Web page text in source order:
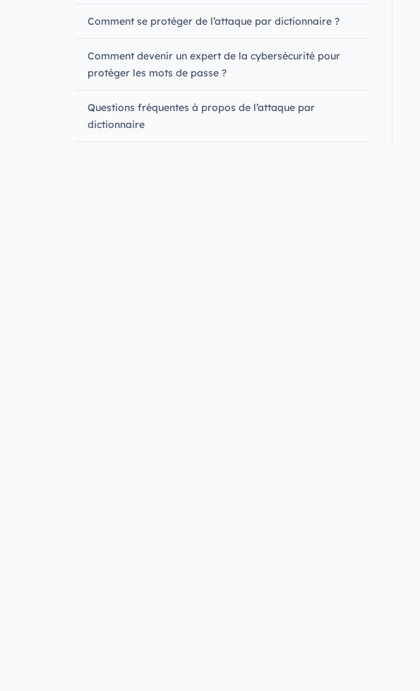
Comment se protéger de l’attaque par dictionnaire ?
Comment devenir un expert de la cybersécurité pour
protéger les mots de passe ?
Questions fréquentes à propos de l’attaque par
dictionnaire